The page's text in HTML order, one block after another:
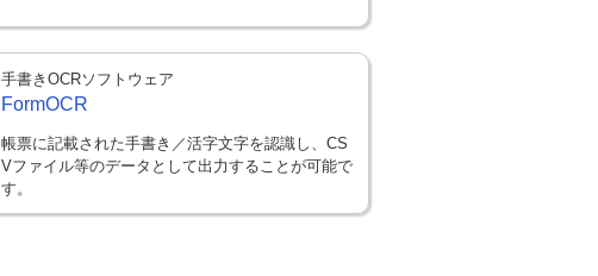
手書きOCRソフトウェア
FormOCR
帳票に記載された手書き／活字文字を認識し、CS
Vファイル等のデータとして出力することが可能で
す。